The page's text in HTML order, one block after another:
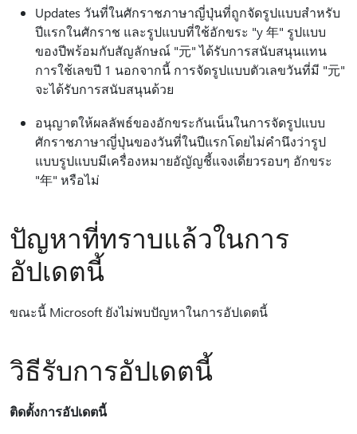
Updates วันที่ในศักราชภาษาญี่ปุ่นที่ถูกจัดรูปแบบสําหรับ
ปีแรกในศักราช และรูปแบบที่ใช้อักขระ "y 年" รูปแบบ
ของปีพร้อมกับสัญลักษณ์ "元" ได้รับการสนับสนุนแทน
การใช้เลขปี 1 นอกจากนี้ การจัดรูปแบบตัวเลขวันที่มี "元"
จะได้รับการสนับสนุนด้วย
อนุญาตให้ผลลัพธ์ของอักขระกันเน็นในการจัดรูปแบบ
ศักราชภาษาญี่ปุ่นของวันที่ในปีแรกโดยไม่คํานึงว่ารูป
แบบรูปแบบมีเครื่องหมายอัญัญชี้แจงเดี่ยวรอบๆ อักขระ
"年" หรือไม่
ปัญหาที่ทราบแล้วในการ
อัปเดตนี้
ขณะนี้ Microsoft ยังไม่พบปัญหาในการอัปเดตนี้
วิธีรับการอัปเดตนี้
ติดตั้งการอัปเดตนี้